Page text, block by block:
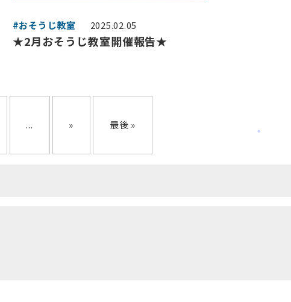
#おそうじ教室 2025.02.05
★2月おそうじ教室開催報告★
... » 最後 »